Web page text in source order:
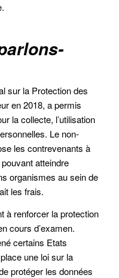
sur la Protection des
en 2018, a permis
la collecte, l’utilisation
Le non-
les contrevenants à
atteindre
organismes au sein de
les frais.
à renforcer la protection
cours d’examen.
certains Etats
une loi sur la
protéger les données